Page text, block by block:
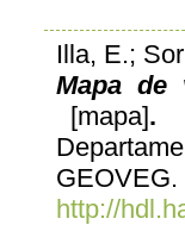
Illa, E.;
Mapa de
[mapa].
http://